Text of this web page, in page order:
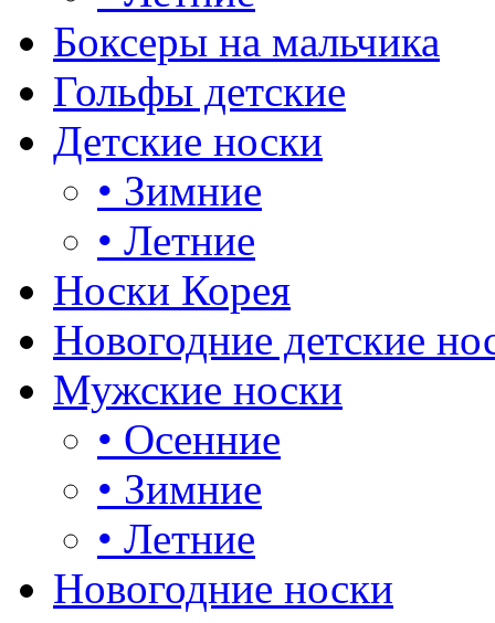
Боксеры на мальчика
Гольфы детские
Детские носки
• Зимние
• Летние
Носки Корея
Новогодние детские
Мужские носки
• Осенние
• Зимние
• Летние
Новогодние носки